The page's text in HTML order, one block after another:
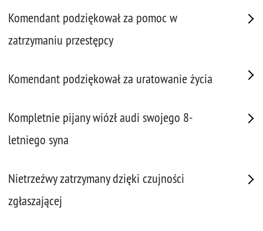
Komendant podziękował za pomoc w
zatrzymaniu przestępcy
Komendant podziękował za uratowanie życia
Kompletnie pijany wiózł audi swojego 8-
letniego syna
Nietrzeźwy zatrzymany dzięki czujności
zgłaszającej